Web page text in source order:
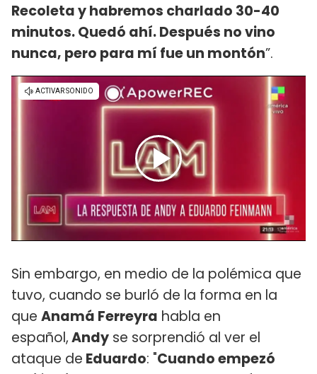
Recoleta y habremos charlado 30-40
minutos. Quedó ahí. Después no vino
nunca, pero para mí fue un montón”.
Sin embargo, en medio de la polémica que
tuvo, cuando se burló de la forma en la
que Anamá Ferreyra habla en
español,Andy se sorprendió al ver el
ataque de Eduardo: "Cuando empezó